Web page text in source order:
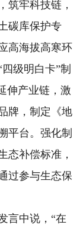
筑牢科技链，
碳库保护专
高海拔高寒环
级明白卡”制
伸产业链，激
牌，制定《地
平台。强化制
态补偿标准，
过参与生态保
中说，“在